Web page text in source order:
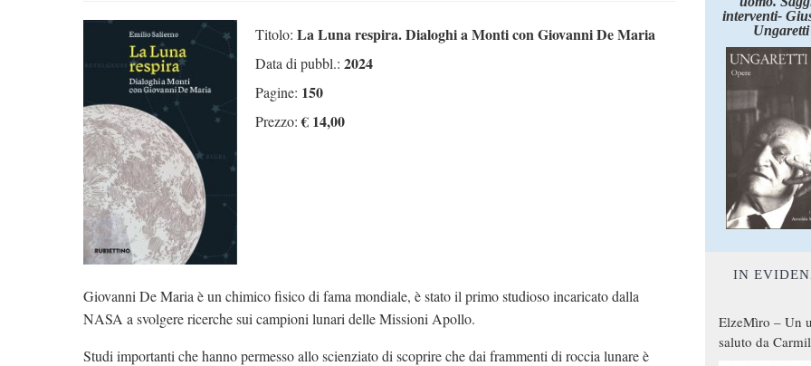
Titolo: La Luna respira. Dialoghi a Monti con Giovanni De Maria
Data di pubbl.: 2024
Pagine: 150
Prezzo:€ 14,00
Giovanni De Maria è un chimico fisico di fama mondiale, è stato il primo studioso incaricato dalla
NASA a svolgere ricerche sui campioni lunari delle Missioni Apollo.
Studi importanti che hanno permesso allo scienziato di scoprire che dai frammenti di roccia lunare è
interventi-
Ungaretti
IN
ElzeMìro – Un
saluto da